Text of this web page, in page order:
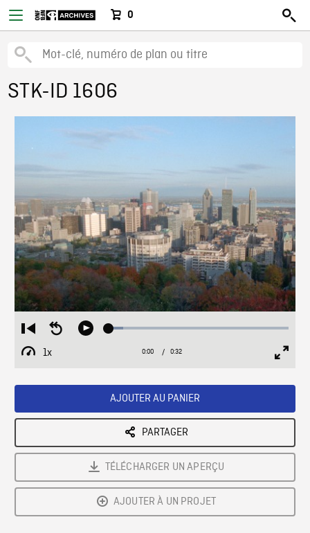
0
STK-ID 1606
Restart
from
beginning
Seek
Play Loaded:
1x
Playback
Current
0:00 / Duration
0:32
AJOUTER AU PANIER
PARTAGER
TÉLÉCHARGER UN APERÇU
AJOUTER À UN PROJET